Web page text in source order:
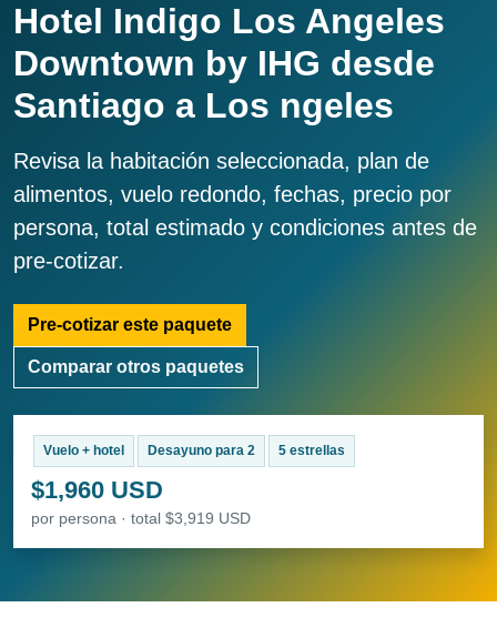
Hotel Indigo Los Angeles
Downtown by IHG desde
Santiago a Los ngeles
Revisa la habitación seleccionada, plan de
alimentos, vuelo redondo, fechas, precio por
persona, total estimado y condiciones antes de
pre-cotizar.
Pre-cotizar este paquete
Comparar otros paquetes
Vuelo + hotel Desayuno para 2 5 estrellas
$1,960 USD
por persona · total $3,919 USD